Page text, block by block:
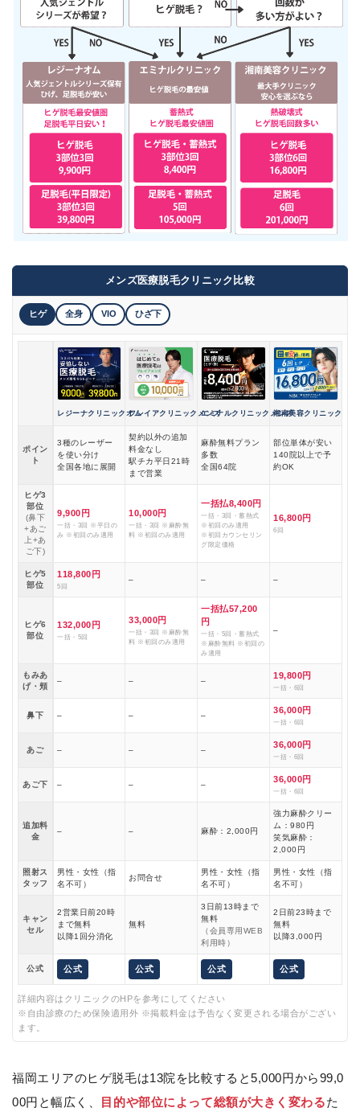
メンズ医療脱毛クリニック比較
ヒゲ 全身 VIO ひざ下
レジーナクリニックオムフレイアクリニックメンズエミナルクリニックメンズ湘南美容クリニック
ポイン
ト
3種のレーザー
を使い分け
全国各地に展開
契約以外の追加
料金なし
駅チカ平日21時
まで営業
麻酔無料プラン
多数
全国64院
部位単体が安い
140院以上で予
約OK
ヒゲ3
部位
(鼻下
+あご
上+あ
ご下)
9,900円
一括・3回 ※平日の
み ※初回のみ適用
10,000円
一括・3回 ※麻酔無
料 ※初回のみ適用
一括払8,400円
一括・3回・蓄熱式
※初回のみ適用
※初回カウンセリン
グ限定価格
16,800円
6回
ヒゲ5
部位
118,800円
5回
– – –
ヒゲ6
部位
132,000円
一括・5回
33,000円
一括・3回 ※麻酔無
料 ※初回のみ適用
一括払57,200
円
一括・5回・蓄熱式
※麻酔無料 ※初回の
み適用
–
もみあ
げ・頬
– – –
19,800円
一括・6回
鼻下 – – –
36,000円
一括・6回
あご – – –
36,000円
一括・6回
あご下 – – –
36,000円
一括・6回
追加料
金
– – 麻酔：2,000円
強力麻酔クリー
ム：980円
笑気麻酔：
2,000円
照射ス
タッフ
男性・女性（指
名不可）
お問合せ
男性・女性（指
名不可）
男性・女性（指
名不可）
キャン
セル
2営業日前20時
まで無料
以降1回分消化
無料
3日前13時まで
無料
（会員専用WEB
利用時）
2日前23時まで
無料
以降3,000円
公式 公式 公式 公式 公式
詳細内容はクリニックのHPを参考にしてください
※自由診療のため保険適用外 ※掲載料金は予告なく変更される場合がござい
ます。
福岡エリアのヒゲ脱毛は13院を比較すると5,000円から99,0
00円と幅広く、
目的や部位によって総額が大きく変わるた